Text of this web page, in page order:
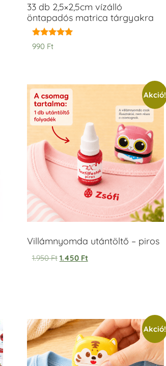
33 db 2,5×2,5cm vízálló
öntapadós matrica tárgyakra
Értékelés:
5.00
990 Ft
Akció!
Villámnyomda utántöltő – piros
1.950Ft 1.450 Ft
Akció!